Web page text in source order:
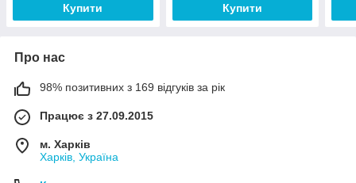
Купити Купити
Про нас
98% позитивних з 169 відгуків за рік
Працює з 27.09.2015
м. Харків
Харків, Україна